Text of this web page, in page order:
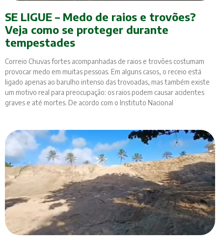
SE LIGUE – Medo de raios e trovões?
Veja como se proteger durante
tempestades
Correio Chuvas fortes acompanhadas de raios e trovões costumam
provocar medo em muitas pessoas. Em alguns casos, o receio está
ligado apenas ao barulho intenso das trovoadas, mas também existe
um motivo real para preocupação: os raios podem causar acidentes
graves e até mortes. De acordo com o Instituto Nacional